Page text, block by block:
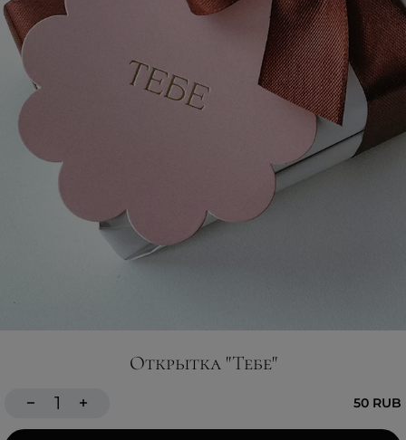
Открытка "Тебе"
50 RUB